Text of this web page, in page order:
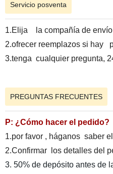
Servicio posventa
1.Elija la compañía de envío
2.ofrecer reemplazos si hay
3.tenga cualquier pregunta,
PREGUNTAS FRECUENTES
P: ¿Cómo hacer el pedido?
1.por favor , háganos saber
2.Confirmar los detalles del
3. 50% de depósito antes de